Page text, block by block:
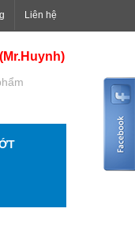
Liên hệ